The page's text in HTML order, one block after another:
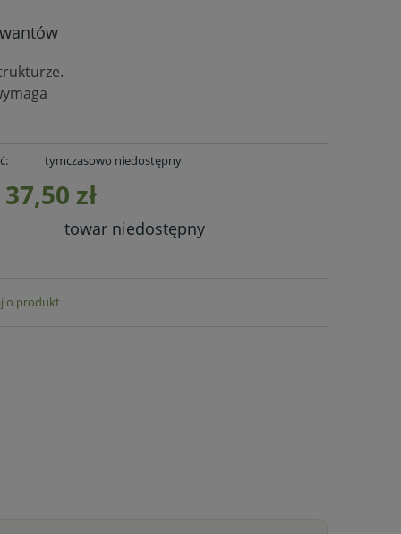
tymczasowo niedostępny
37,50 zł
towar niedostępny
o produkt